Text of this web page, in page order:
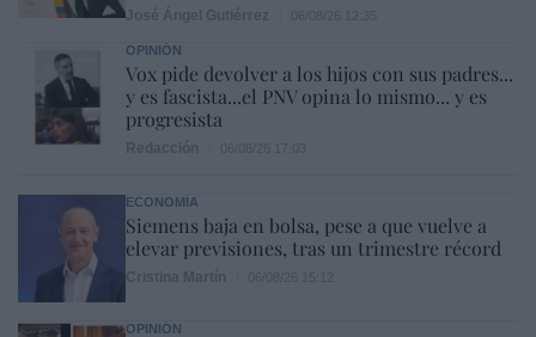
OPINIÓN
Vox pide devolver a los hijos con sus padres...
y es fascista...el PNV opina lo mismo... y es
progresista
ECONOMÍA
Siemens baja en bolsa, pese a que vuelve a
elevar previsiones, tras un trimestre récord
OPINIÓN